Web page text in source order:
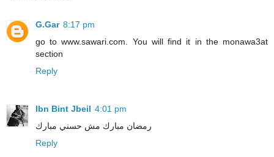
G.Gar 8:17 pm
go to www.sawari.com. You will find it in the monawa3at
section
Reply
Ibn Bint Jbeil 4:01 pm
رمضان مبارك مش حسني مبارك
Reply